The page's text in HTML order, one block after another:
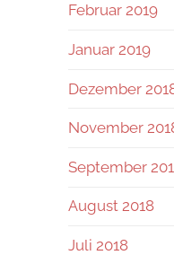
Februar 2019
Januar 2019
Dezember
November
September
August 2018
Juli 2018